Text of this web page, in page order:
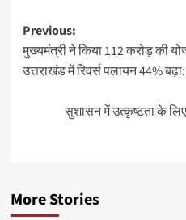
Post
navigation
Previous:
मुख्यमंत्री ने किया 112 करोड़ की
उत्तराखंड में रिवर्स पलायन 44%
सुशासन में उत्कृष्टता के लिए
More Stories